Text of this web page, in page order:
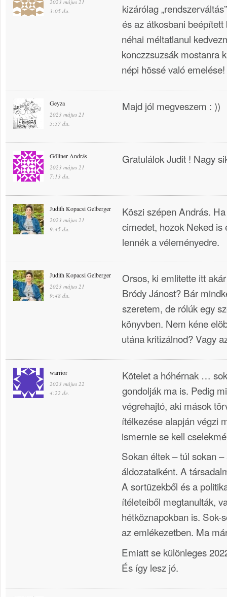
2023 május 21
3:05 du.
kizárólag
és az átkosbani
néhai méltatlanul
konczzsuzsák mostanra
népi hössé való emelése!
Geyza
2023 május 21
5:57 du.
Majd jól megveszem : ))
Göllner András
2023 május 21
7:13 du.
Gratulálok Judit ! Nagy
Judith Kopacsi Gelberger
2023 május 21
9:45 du.
Köszi szépen András.
cimedet, hozok Neked is
lennék a véleményedre.
Judith Kopacsi Gelberger
2023 május 21
9:48 du.
Orsos, ki emlitette itt
Bródy Jánost? Bár
szeretem, de rólúk egy
könyvben. Nem kéne
utána kritizálnod? Vagy
warrior
2023 május 22
4:22 de.
Kötelet a hóhérnak …
gondolják ma is. Pedig
végrehajtó, aki mások
ítélkezése alapján végzi
ismernie se kell
Sokan éltek – túl sokan
áldozataiként. A
A sortüzekből és a
ítéleteiből megtanulták,
hétköznapokban is. Sok-
az emlékezetben. Ma
Emiatt se különleges
És így lesz jó.